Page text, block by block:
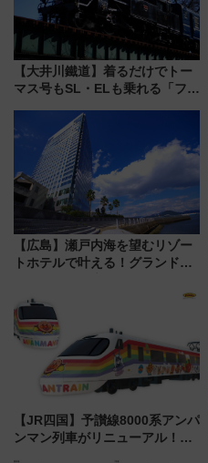
【大井川鐵道】着るだけでトー
マス号もSL・ELも乗れる「フリ
受注販売
【広島】瀬戸内海を望むリゾー
トホテルで叶える！グランドプ
ディング＆カジュアルパーティ
ープラン
【JR四国】予讃線8000系アンパ
ンマン列車がリニューアル！内